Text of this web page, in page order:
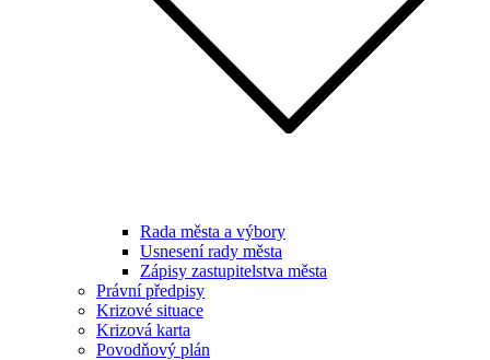
Rada města a výbory
Usnesení rady města
Zápisy zastupitelstva města
Právní předpisy
Krizové situace
Krizová karta
Povodňový plán